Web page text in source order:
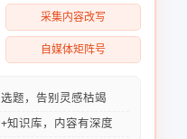
采集内容改写
自媒体矩阵号
题，告别灵感枯竭
知识库，内容有深度